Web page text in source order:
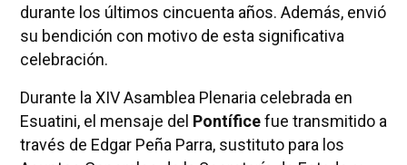
durante los últimos cincuenta años. Además, envió
su bendición con motivo de esta significativa
celebración.
Durante la XIV Asamblea Plenaria celebrada en
Esuatini, el mensaje del Pontíficefue transmitido a
través de Edgar Peña Parra, sustituto para los